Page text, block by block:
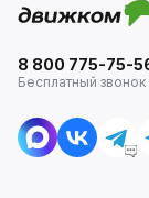
8 800 775-75-
Бесплатный